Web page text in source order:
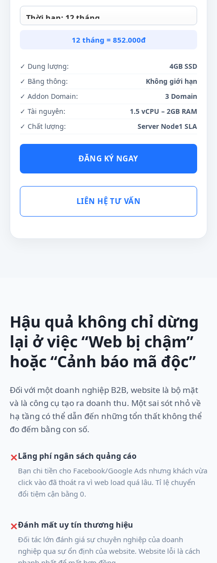
12 tháng = 852.000đ
✓ Dung lượng:
4GB SSD
✓ Băng thông:
Không giới hạn
✓ Addon Domain:
3 Domain
✓ Tài nguyên:
1.5 vCPU – 2GB RAM
✓ Chất lượng:
Server Node1 SLA
ĐĂNG KÝ NGAY
LIÊN HỆ TƯ VẤN
Hậu quả không chỉ dừng
lại ở việc “Web bị chậm”
hoặc “Cảnh báo mã độc”
Đối với một doanh nghiệp B2B, website là bộ mặt
và là công cụ tạo ra doanh thu. Một sai sót nhỏ về
hạ tầng có thể dẫn đến những tổn thất không thể
đo đếm bằng con số.
✕Lãng phí ngân sách quảng cáo
Bạn chi tiền cho Facebook/Google Ads nhưng khách vừa
click vào đã thoát ra vì web load quá lâu. Tỉ lệ chuyển
đổi tiệm cận bằng 0.
✕Đánh mất uy tín thương hiệu
Đối tác lớn đánh giá sự chuyên nghiệp của doanh
nghiệp qua sự ổn định của website. Website lỗi là cách